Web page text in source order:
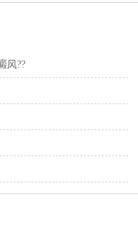
风??